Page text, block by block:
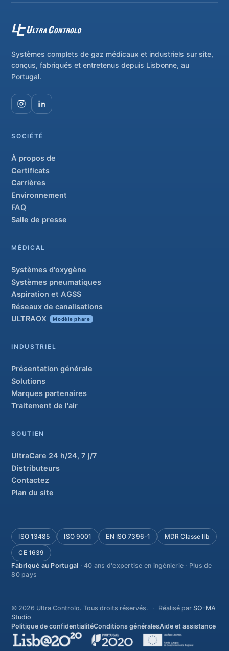
Systèmes complets de gaz médicaux et industriels sur site,
conçus, fabriqués et entretenus depuis Lisbonne, au
Portugal.
SOCIÉTÉ
À propos de
Certificats
Carrières
Environnement
FAQ
Salle de presse
MÉDICAL
Systèmes d'oxygène
Systèmes pneumatiques
Aspiration et AGSS
Réseaux de canalisations
ULTRAOX
Modèle phare
INDUSTRIEL
Présentation générale
Solutions
Marques partenaires
Traitement de l'air
SOUTIEN
UltraCare 24 h/24, 7 j/7
Distributeurs
Contactez
Plan du site
ISO 13485 ISO 9001 EN ISO 7396-1 MDR Classe IIb
CE 1639
Fabriqué au Portugal · 40 ans d'expertise en ingénierie · Plus de
80 pays
© 2026 Ultra Controlo. Tous droits réservés. Réalisé parSO-MA
Studio
Politique de confidentialitéConditions généralesAide et assistance